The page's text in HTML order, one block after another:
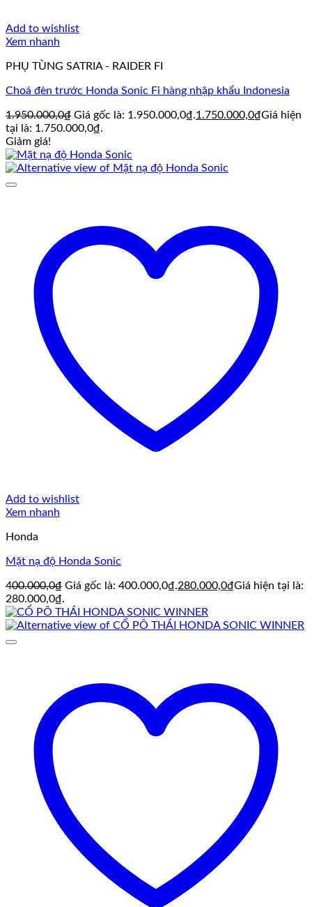
Add to wishlist
Xem nhanh
PHỤ TÙNG SATRIA - RAIDER FI
Choá đèn trước Honda Sonic Fi hàng nhập khẩu Indonesia
1.950.000,0₫ Giá gốc là: 1.950.000,0₫.1.750.000,0₫Giá hiện
tại là: 1.750.000,0₫.
Giảm giá!
Add to wishlist
Xem nhanh
Honda
Mặt nạ độ Honda Sonic
400.000,0₫ Giá gốc là: 400.000,0₫.280.000,0₫Giá hiện tại là:
280.000,0₫.